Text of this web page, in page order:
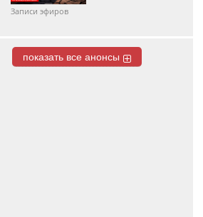
Записи эфиров
показать все анонсы